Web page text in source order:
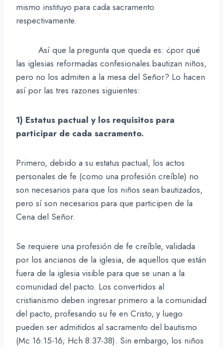
mismo instituyo para cada sacramento
respectivamente.
Así que la pregunta que queda es: ¿por qué
las iglesias reformadas confesionales bautizan niños,
pero no los admiten a la mesa del Señor? Lo hacen
así por las tres razones siguientes:
1) Estatus pactual y los requisitos para
participar de cada sacramento.
Primero, debido a su estatus pactual, los actos
personales de fe (como una profesión creíble) no
son necesarios para que los niños sean bautizados,
pero sí son necesarios para que participen de la
Cena del Señor.
Se requiere una profesión de fe creíble, validada
por los ancianos de la iglesia, de aquellos que están
fuera de la iglesia visible para que se unan a la
comunidad del pacto. Los convertidos al
cristianismo deben ingresar primero a la comunidad
del pacto, profesando su fe en Cristo, y luego
pueden ser admitidos al sacramento del bautismo
(Mc 16:15-16; Hch 8:37-38). Sin embargo, los niños